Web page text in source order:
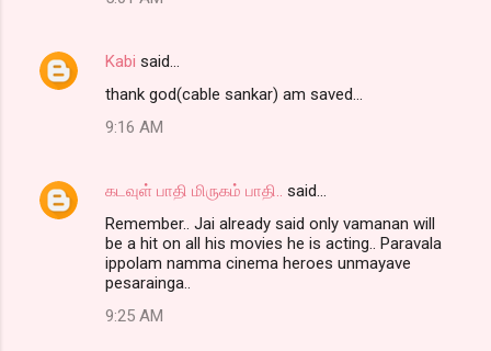
Kabi said…
thank god(cable sankar) am saved...
9:16 AM
கடவுள் பாதி மிருகம் பாதி..
said…
Remember.. Jai already said only vamanan will
be a hit on all his movies he is acting.. Paravala
ippolam namma cinema heroes unmayave
pesarainga..
9:25 AM